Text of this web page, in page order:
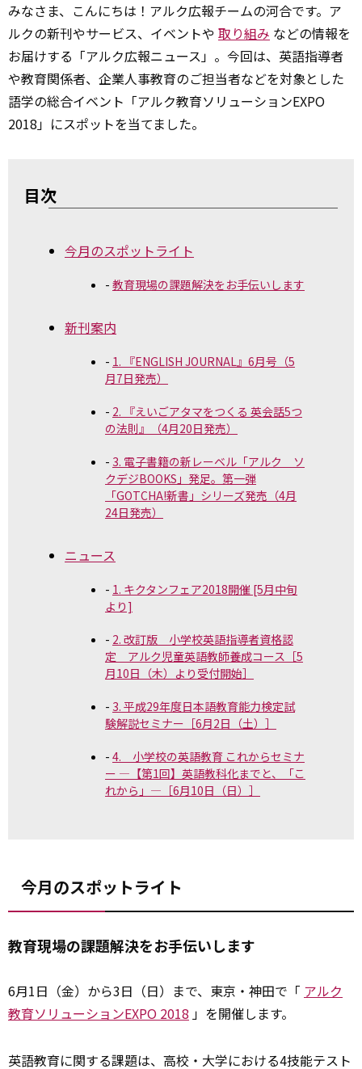
みなさま、こんにちは！アルク広報チームの河合です。ア
ルクの新刊やサービス、イベントや 取り組み などの情報を
お届けする「アルク広報ニュース」。今回は、英語指導者
や教育関係者、企業人事教育のご担当者などを対象とした
語学の総合イベント「アルク教育ソリューションEXPO
2018」にスポットを当てました。
目次
今月のスポットライト
教育現場の課題解決をお手伝いします
新刊案内
1. 『ENGLISH JOURNAL』6月号（5
月7日発売）
2. 『えいごアタマをつくる 英会話5つ
の法則』（4月20日発売）
3. 電子書籍の新レーベル「アルク ソ
クデジBOOKS」発足。第一弾
「GOTCHA!新書」シリーズ発売（4月
24日発売）
ニュース
1. キクタンフェア2018開催 [5月中旬
より]
2. 改訂版 小学校英語指導者資格認
定 アルク児童英語教師養成コース［5
月10日（木）より受付開始］
3. 平成29年度日本語教育能力検定試
験解説セミナー［6月2日（土）］
4. 小学校の英語教育 これからセミナ
ー ―【第1回】英語教科化までと、「こ
れから」―［6月10日（日）］
今月のスポットライト
教育現場の課題解決をお手伝いします
6月1日（金）から3日（日）まで、東京・神田で「 アルク
教育ソリューションEXPO 2018 」を開催します。
英語教育に関する課題は、高校・大学における4技能テスト